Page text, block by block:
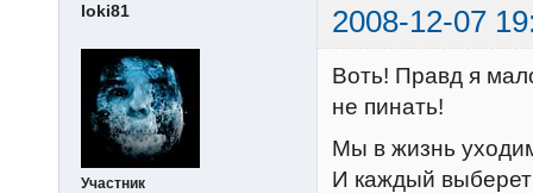
loki81 2008-12-07
Участник
Воть! Правд я
не пинать!
Мы в жизнь
И каждый выберет